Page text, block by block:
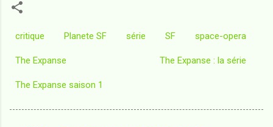
critique Planete SF série SF space-opera
The Expanse The Expanse : la série
The Expanse saison 1